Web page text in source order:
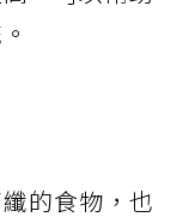
的食物，也